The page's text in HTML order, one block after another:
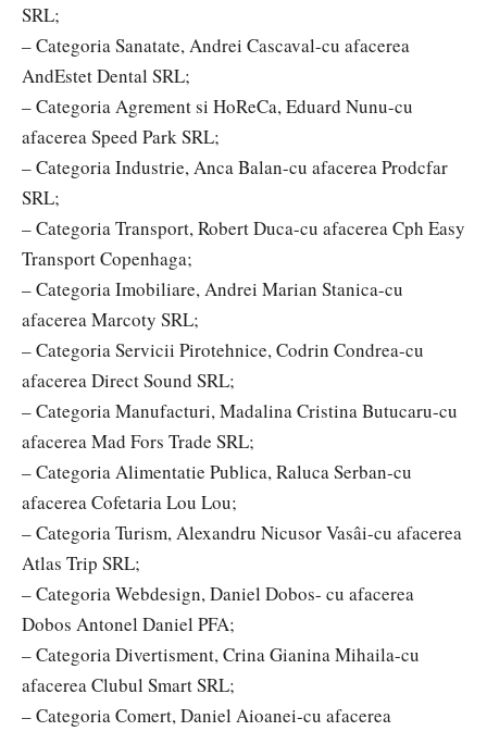
SRL;
– Categoria Sanatate, Andrei Cascaval-cu afacerea
AndEstet Dental SRL;
– Categoria Agrement si HoReCa, Eduard Nunu-cu
afacerea Speed Park SRL;
– Categoria Industrie, Anca Balan-cu afacerea Prodcfar
SRL;
– Categoria Transport, Robert Duca-cu afacerea Cph Easy
Transport Copenhaga;
– Categoria Imobiliare, Andrei Marian Stanica-cu
afacerea Marcoty SRL;
– Categoria Servicii Pirotehnice, Codrin Condrea-cu
afacerea Direct Sound SRL;
– Categoria Manufacturi, Madalina Cristina Butucaru-cu
afacerea Mad Fors Trade SRL;
– Categoria Alimentatie Publica, Raluca Serban-cu
afacerea Cofetaria Lou Lou;
– Categoria Turism, Alexandru Nicusor Vasâi-cu afacerea
Atlas Trip SRL;
– Categoria Webdesign, Daniel Dobos- cu afacerea
Dobos Antonel Daniel PFA;
– Categoria Divertisment, Crina Gianina Mihaila-cu
afacerea Clubul Smart SRL;
– Categoria Comert, Daniel Aioanei-cu afacerea